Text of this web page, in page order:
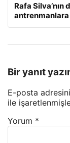
Rafa Silva’nın
antrenmanlara
Bir yanıt
E-posta
ile
Yorum *